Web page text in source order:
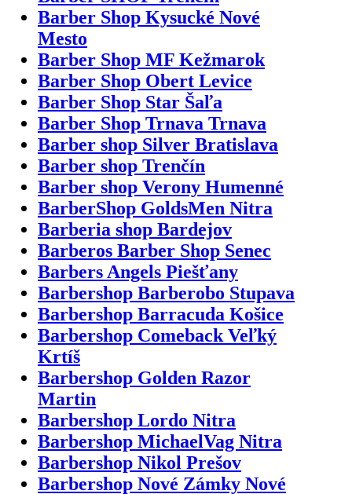
Barber Shop Kysucké Nové
Mesto
Barber Shop MF Kežmarok
Barber Shop Obert Levice
Barber Shop Star Šaľa
Barber Shop Trnava Trnava
Barber shop Silver Bratislava
Barber shop Trenčín
Barber shop Verony Humenné
BarberShop GoldsMen Nitra
Barberia shop Bardejov
Barberos Barber Shop Senec
Barbers Angels Piešťany
Barbershop Barberobo Stupava
Barbershop Barracuda Košice
Barbershop Comeback Veľký
Krtíš
Barbershop Golden Razor
Martin
Barbershop Lordo Nitra
Barbershop MichaelVag Nitra
Barbershop Nikol Prešov
Barbershop Nové Zámky Nové